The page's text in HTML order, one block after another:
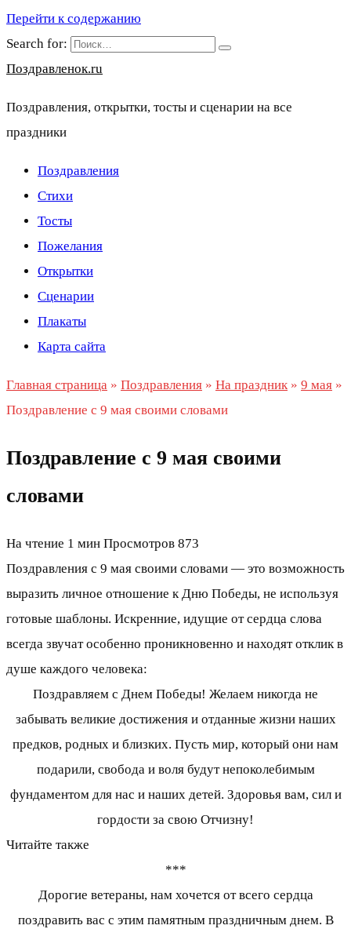
Перейти к содержанию
Search for:
Поздравленок.ru
Поздравления, открытки, тосты и сценарии на все
праздники
Поздравления
Стихи
Тосты
Пожелания
Открытки
Сценарии
Плакаты
Карта сайта
Главная страница » Поздравления » На праздник » 9 мая »
Поздравление с 9 мая своими словами
Поздравление с 9 мая своими
словами
На чтение 1 мин Просмотров 873
Поздравления с 9 мая своими словами — это возможность
выразить личное отношение к Дню Победы, не используя
готовые шаблоны. Искренние, идущие от сердца слова
всегда звучат особенно проникновенно и находят отклик в
душе каждого человека:
Поздравляем с Днем Победы! Желаем никогда не
забывать великие достижения и отданные жизни наших
предков, родных и близких. Пусть мир, который они нам
подарили, свобода и воля будут непоколебимым
фундаментом для нас и наших детей. Здоровья вам, сил и
гордости за свою Отчизну!
Читайте также
***
Дорогие ветераны, нам хочется от всего сердца
поздравить вас с этим памятным праздничным днем. В